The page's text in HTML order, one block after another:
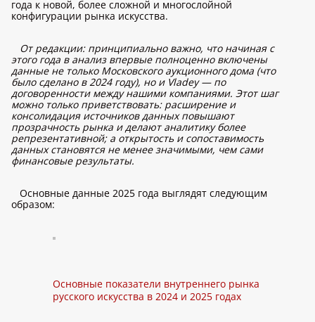
года к новой, более сложной и многослойной
конфигурации рынка искусства.
От редакции: принципиально важно, что начиная с
этого года в анализ впервые полноценно включены
данные не только Московского аукционного дома (что
было сделано в 2024 году), но и Vladey — по
договоренности между нашими компаниями. Этот шаг
можно только приветствовать: расширение и
консолидация источников данных повышают
прозрачность рынка и делают аналитику более
репрезентативной; а открытость и сопоставимость
данных становятся не менее значимыми, чем сами
финансовые результаты.
Основные данные 2025 года выглядят следующим
образом:
Основные показатели внутреннего рынка
русского искусства в 2024 и 2025 годах